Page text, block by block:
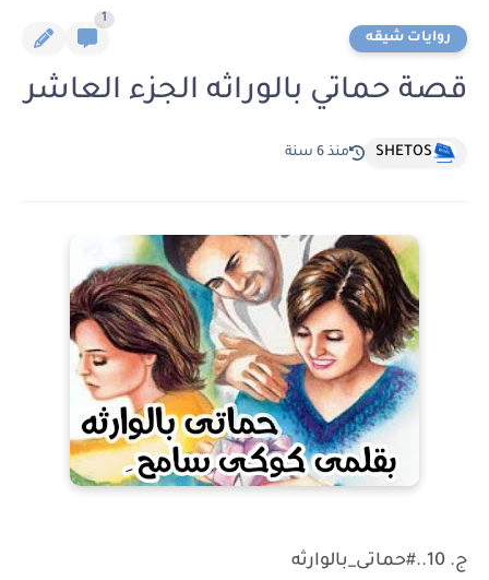
روايات شيقه
1
قصة حماتي بالوراثه الجزء العاشر
SHETOS منذ 6 سنة
ج. 10..#حماتى_بالوارثه